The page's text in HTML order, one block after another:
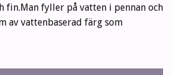
fin.Man fyller på vatten i pennan och
av vattenbaserad färg som